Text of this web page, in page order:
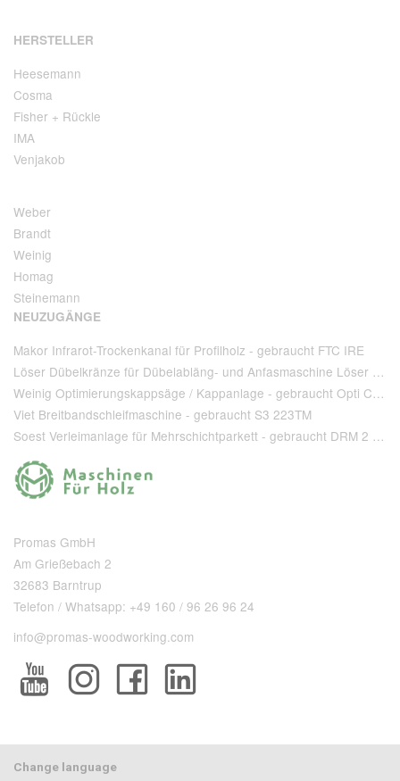
HERSTELLER
Heesemann
Cosma
Fisher + Rückle
IMA
Venjakob
Weber
Brandt
Weinig
Homag
Steinemann
NEUZUGÄNGE
Makor Infrarot-Trockenkanal für Profilholz - gebraucht FTC IRE
Löser Dübelkränze für Dübelabläng- und Anfasmaschine Löser Type AA 220 - gebraucht
Weinig Optimierungskappsäge / Kappanlage - gebraucht Opti Cut 90
Viet Breitbandschleifmaschine - gebraucht S3 223TM
Soest Verleimanlage für Mehrschichtparkett - gebraucht DRM 2 1 400 + T 80
Promas GmbH
Am Grießebach 2
32683 Barntrup
Telefon / Whatsapp: +49 160 / 96 26 96 24
info@promas-woodworking.com
Change language